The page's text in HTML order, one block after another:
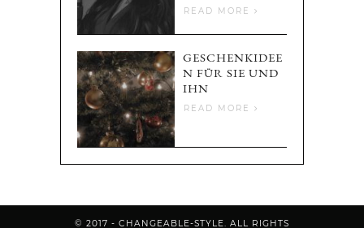
READ MORE
GESCHENKIDEE
N FÜR SIE UND
IHN
READ MORE
© 2017 - CHANGEABLE-STYLE. ALL RIGHTS